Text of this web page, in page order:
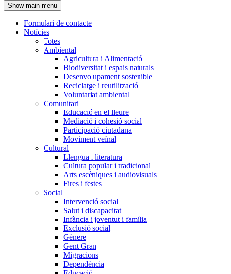
l'encapçalament
Show main menu
Navegació
principal
Formulari de contacte
Notícies
Totes
Ambiental
Agricultura i Alimentació
Biodiversitat i espais naturals
Desenvolupament sostenible
Reciclatge i reutilització
Voluntariat ambiental
Comunitari
Educació en el lleure
Mediació i cohesió social
Participació ciutadana
Moviment veïnal
Cultural
Llengua i literatura
Cultura popular i tradicional
Arts escèniques i audiovisuals
Fires i festes
Social
Intervenció social
Salut i discapacitat
Infància i joventut i família
Exclusió social
Gènere
Gent Gran
Migracions
Dependència